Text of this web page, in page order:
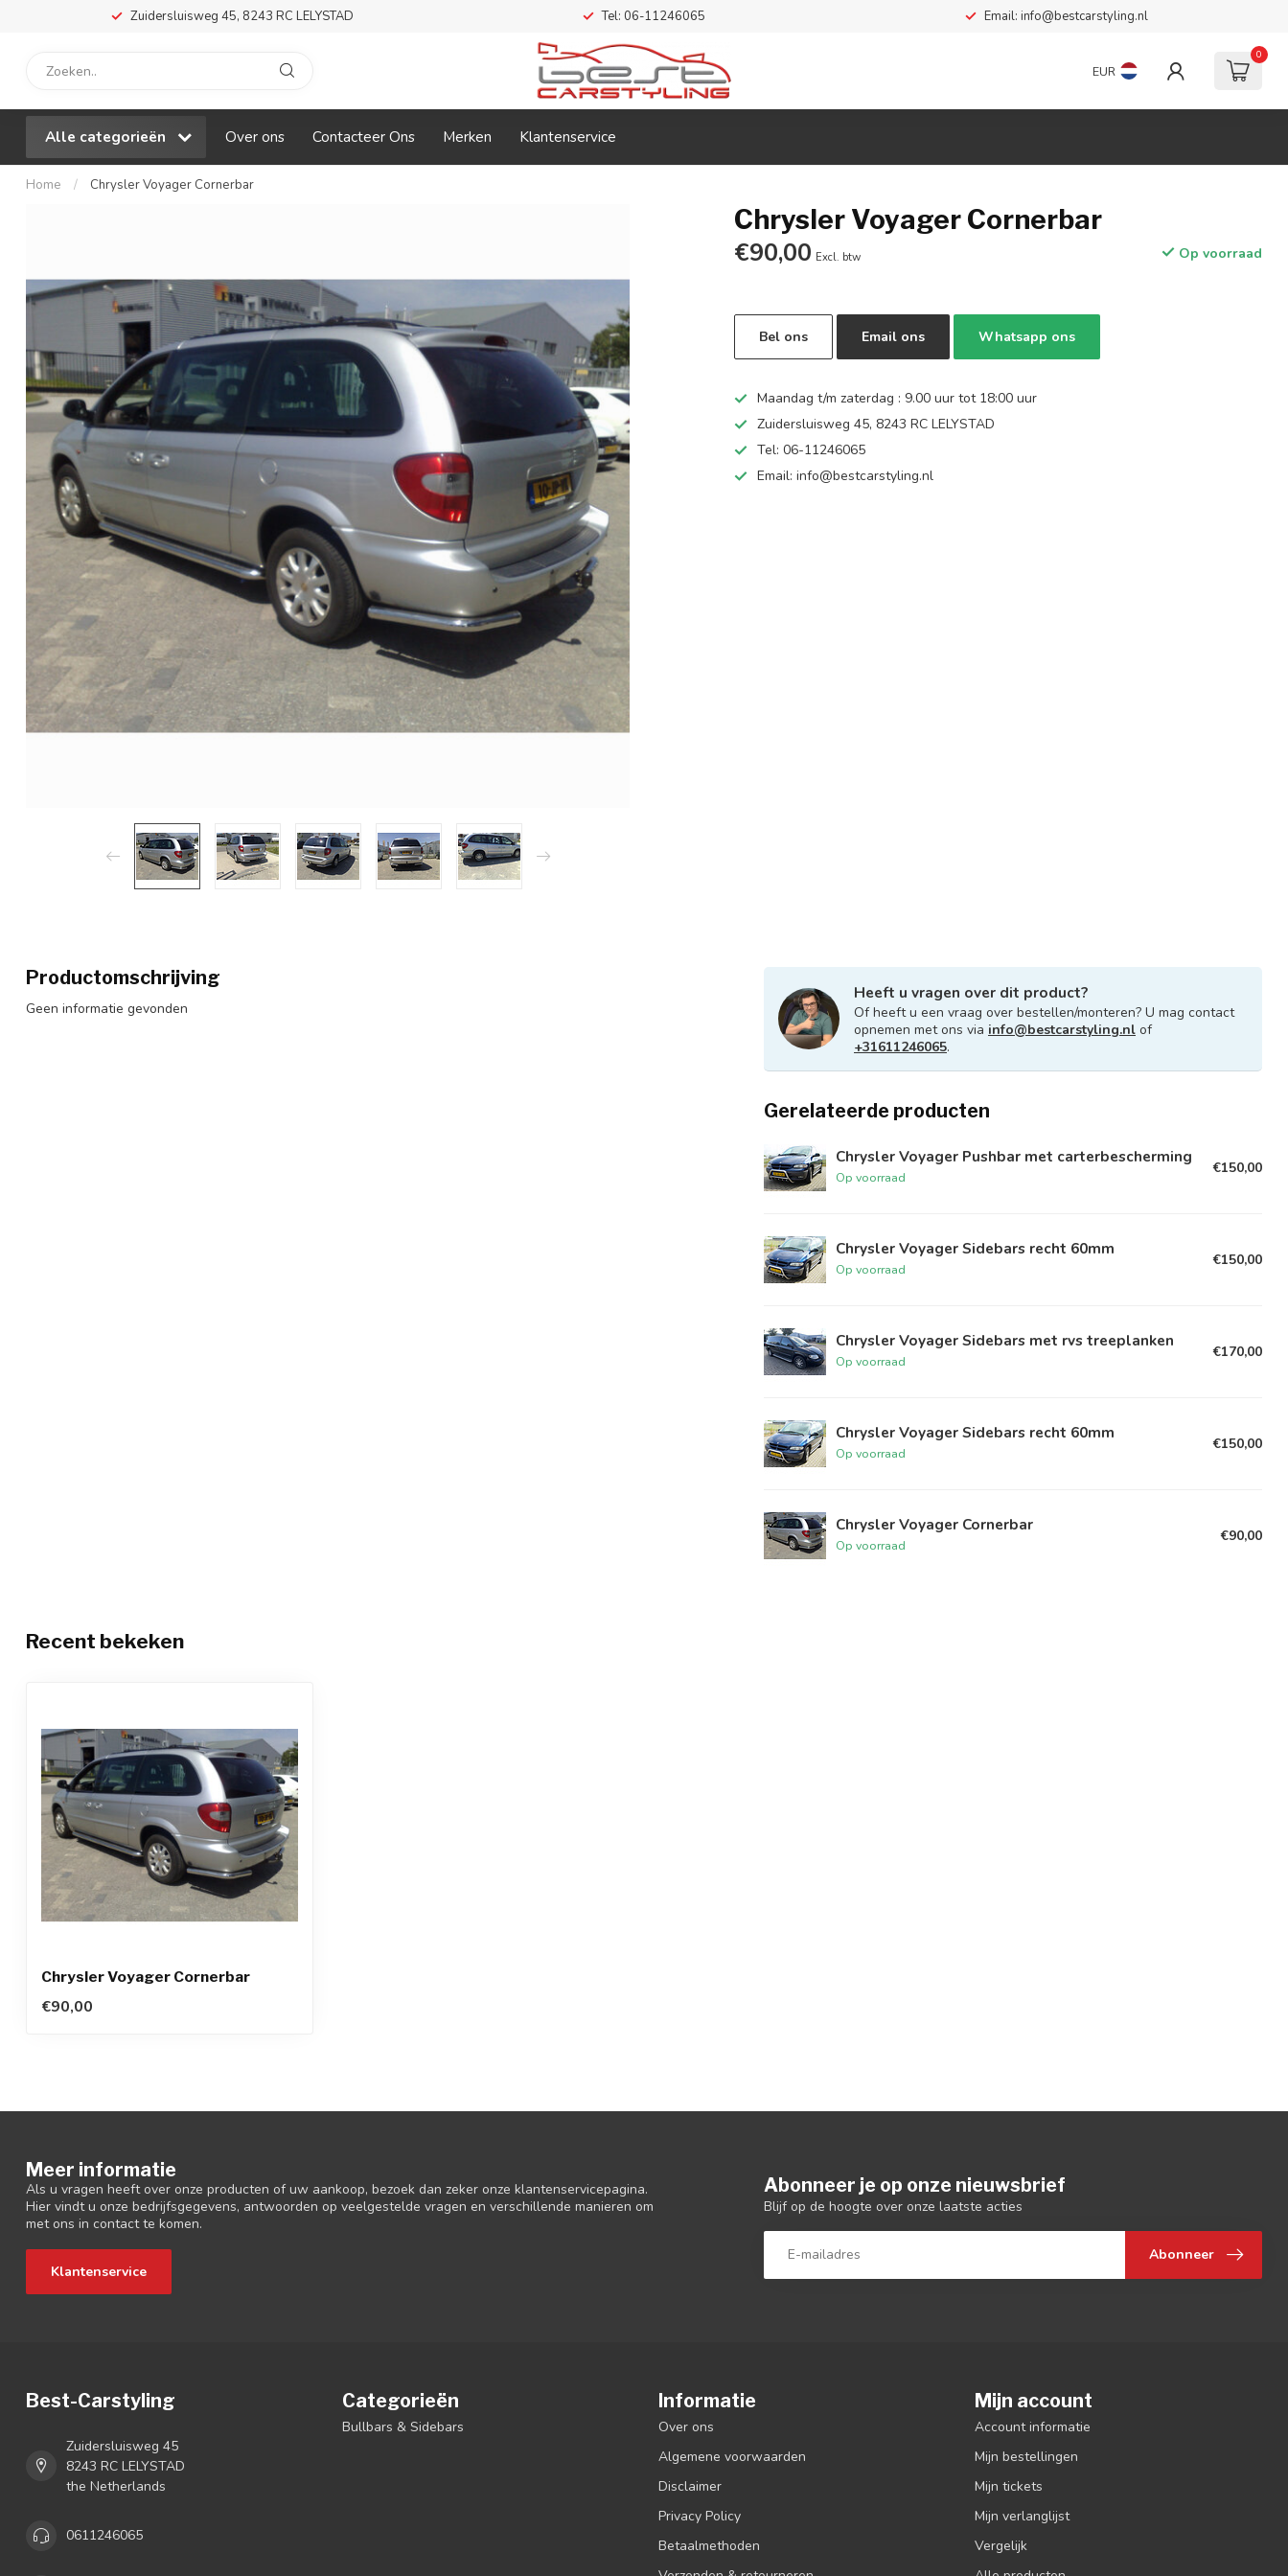
Zuidersluisweg 45, 8243 RC LELYSTAD Tel: 06-11246065 Email: info@bestcarstyling.nl
EUR
0
Alle categorieën Over ons Contacteer Ons Merken Klantenservice
Home / Chrysler Voyager Cornerbar
Chrysler Voyager Cornerbar
€90,00 Excl. btw Op voorraad
Bel ons Email ons Whatsapp ons
Maandag t/m zaterdag : 9.00 uur tot 18:00 uur
Zuidersluisweg 45, 8243 RC LELYSTAD
Tel: 06-11246065
Email:info@bestcarstyling.nl
Productomschrijving
Geen informatie gevonden
Heeft u vragen over dit product?
Of heeft u een vraag over bestellen/monteren? U mag contact
opnemen met ons via info@bestcarstyling.nl of
+31611246065.
Gerelateerde producten
Chrysler Voyager Pushbar met carterbescherming
Op voorraad
€150,00
Chrysler Voyager Sidebars recht 60mm
Op voorraad
€150,00
Chrysler Voyager Sidebars met rvs treeplanken
Op voorraad
€170,00
Chrysler Voyager Sidebars recht 60mm
Op voorraad
€150,00
Chrysler Voyager Cornerbar
Op voorraad
€90,00
Recent bekeken
Chrysler Voyager Cornerbar
€90,00
Meer informatie
Als u vragen heeft over onze producten of uw aankoop, bezoek dan zeker onze klantenservicepagina.
Hier vindt u onze bedrijfsgegevens, antwoorden op veelgestelde vragen en verschillende manieren om
met ons in contact te komen.
Klantenservice
Abonneer je op onze nieuwsbrief
Blijf op de hoogte over onze laatste acties
Abonneer
Best-Carstyling
Zuidersluisweg 45
8243 RC LELYSTAD
the Netherlands
0611246065
Categorieën
Bullbars & Sidebars
Informatie
Over ons
Algemene voorwaarden
Disclaimer
Privacy Policy
Betaalmethoden
Mijn account
Account informatie
Mijn bestellingen
Mijn tickets
Mijn verlanglijst
Vergelijk